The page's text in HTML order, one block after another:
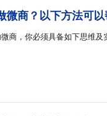
微商？以下方法可以
商，你必须具备如下思维